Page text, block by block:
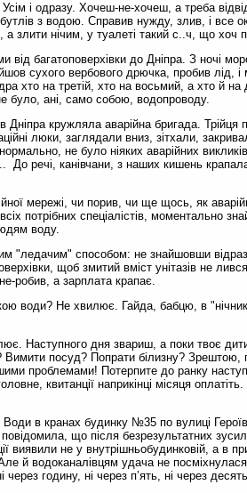
і одразу. Хочеш-не-хочеш, а треба
з водою. Справив нужду, злив, і
злити нічим, у туалеті такий с..ч, що хоч
від багатоповерхівки до Дніпра. З ночі
сухого вербового дрючка, пробив лід,
хто на третій, хто на восьмий, а хто й
було, ані, само собою, водопроводу.
кружляла аварійна бригада. Трійця
люки, заглядали вниз, зітхали,
не було ніяких аварійних
До речі, канівчани, з наших кишень
мережі, чи порив, чи ще щось, як
потрібних спеціалістів, моментально
воду.
"ледачим" способом: не знайшовши
щоб змитий вміст унітазів не
робив, а зарплата крапає.
води? Не хвилює. Гайда, бабцю, в
Наступного дня звариш, а поки твоє
Вимити посуд? Попрати білизну? Зрештою,
проблемами! Потерпите до ранку
квитанції наприкінці місяця
в кранах будинку №35 по вулиці
що після безрезультатних
виявили не у внутрішньобудинковій, а в
водоканалівцям удача не посміхнулася -
годину, ні через п’ять, ні через